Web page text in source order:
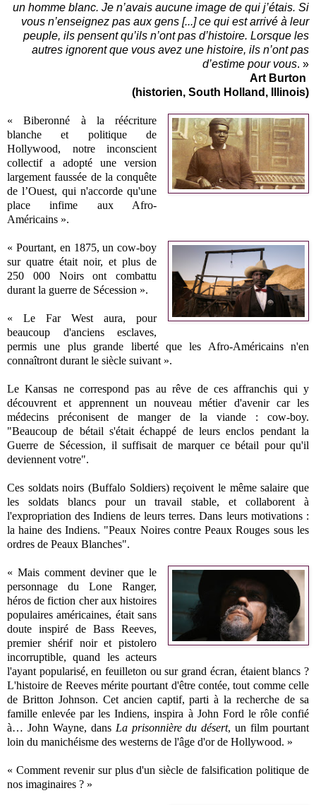
un homme blanc. Je n’avais aucune image de qui j’étais. Si
vous n’enseignez pas aux gens [...] ce qui est arrivé à leur
peuple, ils pensent qu’ils n’ont pas d’histoire. Lorsque les
autres ignorent que vous avez une histoire, ils n’ont pas
d’estime pour vous. »
Art Burton
(historien, South Holland, Illinois)
« Biberonné à la réécriture
blanche et politique de
Hollywood, notre inconscient
collectif a adopté une version
largement faussée de la conquête
de l’Ouest, qui n'accorde qu'une
place infime aux Afro-
Américains ».
« Pourtant, en 1875, un cow-boy
sur quatre était noir, et plus de
250 000 Noirs ont combattu
durant la guerre de Sécession ».
« Le Far West aura, pour
beaucoup d'anciens esclaves,
permis une plus grande liberté que les Afro-Américains n'en
connaîtront durant le siècle suivant ».
Le Kansas ne correspond pas au rêve de ces affranchis qui y
découvrent et apprennent un nouveau métier d'avenir car les
médecins préconisent de manger de la viande : cow-boy.
"Beaucoup de bétail s'était échappé de leurs enclos pendant la
Guerre de Sécession, il suffisait de marquer ce bétail pour qu'il
deviennent votre".
Ces soldats noirs (Buffalo Soldiers) reçoivent le même salaire que
les soldats blancs pour un travail stable, et collaborent à
l'expropriation des Indiens de leurs terres. Dans leurs motivations :
la haine des Indiens. "Peaux Noires contre Peaux Rouges sous les
ordres de Peaux Blanches".
« Mais comment deviner que le
personnage du Lone Ranger,
héros de fiction cher aux histoires
populaires américaines, était sans
doute inspiré de Bass Reeves,
premier shérif noir et pistolero
incorruptible, quand les acteurs
l'ayant popularisé, en feuilleton ou sur grand écran, étaient blancs ?
L'histoire de Reeves mérite pourtant d'être contée, tout comme celle
de Britton Johnson. Cet ancien captif, parti à la recherche de sa
famille enlevée par les Indiens, inspira à John Ford le rôle confié
à… John Wayne, dans La prisonnière du désert, un film pourtant
loin du manichéisme des westerns de l'âge d'or de Hollywood. »
« Comment revenir sur plus d'un siècle de falsification politique de
nos imaginaires ? »